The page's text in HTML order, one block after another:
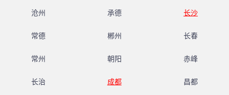
沧州 承德 长沙
常德 郴州 长春
常州 朝阳 赤峰
长治 成都 昌都